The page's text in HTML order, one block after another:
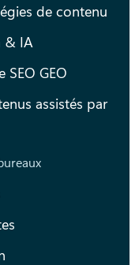
de contenu
& IA
SEO GEO
assistés par